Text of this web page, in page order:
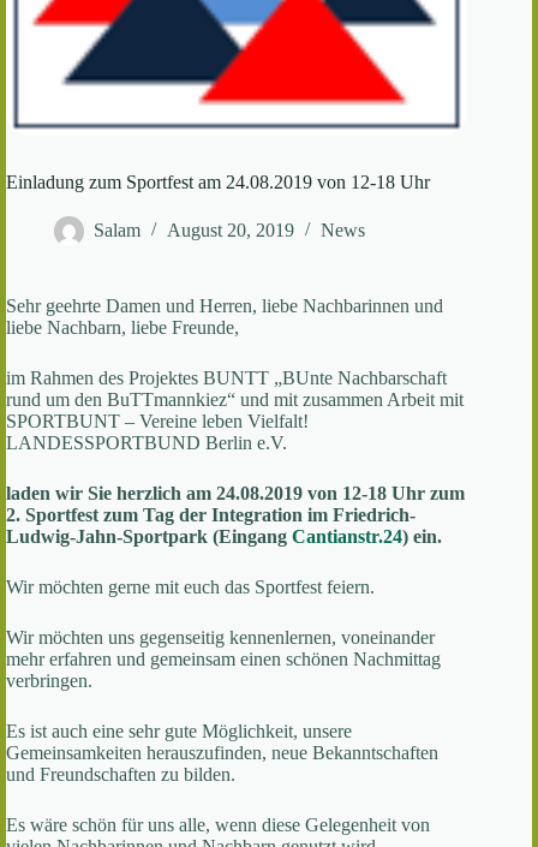
Einladung zum Sportfest am 24.08.2019 von 12-18 Uhr
Salam August 20, 2019 News
Sehr geehrte Damen und Herren, liebe Nachbarinnen und
liebe Nachbarn, liebe Freunde,
im Rahmen des Projektes BUNTT „BUnte Nachbarschaft
rund um den BuTTmannkiez“ und mit zusammen Arbeit mit
SPORTBUNT – Vereine leben Vielfalt!
LANDESSPORTBUND Berlin e.V.
laden wir Sie herzlich am 24.08.2019 von 12-18 Uhr zum
2. Sportfest zum Tag der Integration im Friedrich-
Ludwig-Jahn-Sportpark (Eingang Cantianstr.24) ein.
Wir möchten gerne mit euch das Sportfest feiern.
Wir möchten uns gegenseitig kennenlernen, voneinander
mehr erfahren und gemeinsam einen schönen Nachmittag
verbringen.
Es ist auch eine sehr gute Möglichkeit, unsere
Gemeinsamkeiten herauszufinden, neue Bekanntschaften
und Freundschaften zu bilden.
Es wäre schön für uns alle, wenn diese Gelegenheit von